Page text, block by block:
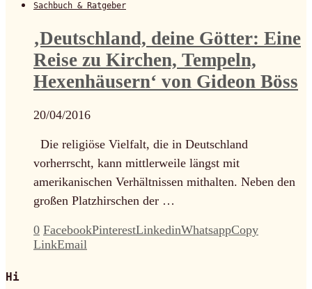
Sachbuch & Ratgeber
‚Deutschland, deine Götter: Eine
Reise zu Kirchen, Tempeln,
Hexenhäusern‘ von Gideon Böss
20/04/2016
Die religiöse Vielfalt, die in Deutschland
vorherrscht, kann mittlerweile längst mit
amerikanischen Verhältnissen mithalten. Neben den
großen Platzhirschen der …
0 FacebookPinterestLinkedinWhatsappCopy
LinkEmail
Hi